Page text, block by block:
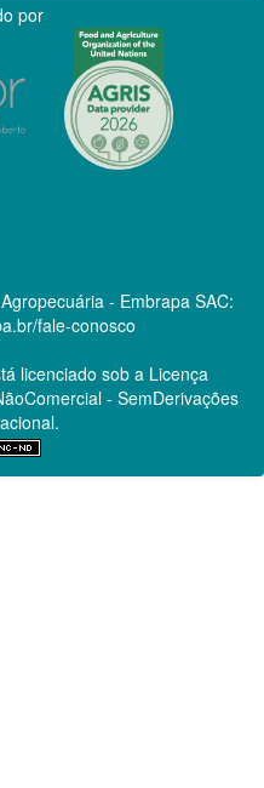
por
- Embrapa SAC:
fale-conosco
licenciado sob a Licença
- SemDerivações